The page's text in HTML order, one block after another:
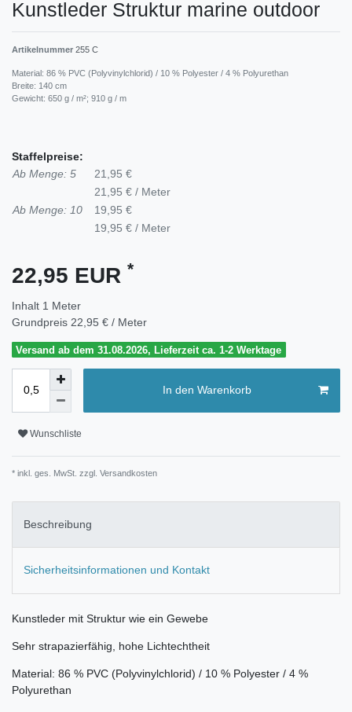
Kunstleder Struktur marine outdoor
Artikelnummer 255 C
Material: 86 % PVC (Polyvinylchlorid) / 10 % Polyester / 4 % Polyurethan
Breite: 140 cm
Gewicht: 650 g / m²; 910 g / m
Staffelpreise:
Ab Menge: 5
21,95 €
21,95 € / Meter
Ab Menge: 10
19,95 €
19,95 € / Meter
22,95 EUR *
Inhalt 1 Meter
Grundpreis 22,95 € / Meter
Versand ab dem 31.08.2026, Lieferzeit ca. 1-2 Werktage
In den Warenkorb
Wunschliste
* inkl. ges. MwSt. zzgl. Versandkosten
Beschreibung
Sicherheitsinformationen und Kontakt
Kunstleder mit Struktur wie ein Gewebe
Sehr strapazierfähig, hohe Lichtechtheit
Material: 86 % PVC (Polyvinylchlorid) / 10 % Polyester / 4 %
Polyurethan